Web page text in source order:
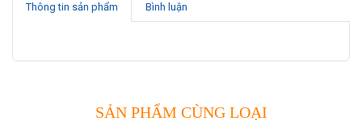
Thông tin sản phẩm Bình luận
SẢN PHẨM CÙNG LOẠI